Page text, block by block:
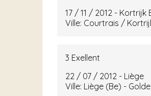
17 / 11 / 2012 -
Ville: Courtrais /
3 Exellent
22 / 07 / 2012 - Liège
Ville: Liège (Be) -